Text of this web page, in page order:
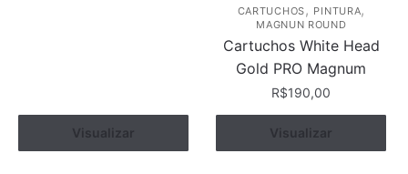
Ver opções
ser
escolhidas
Visualizar
CARTUCHOS, PINTURA,
MAGNUN ROUND
Cartuchos White Head
Gold PRO Magnum
R$190,00
Ver opções
Este
produto
Visualizar